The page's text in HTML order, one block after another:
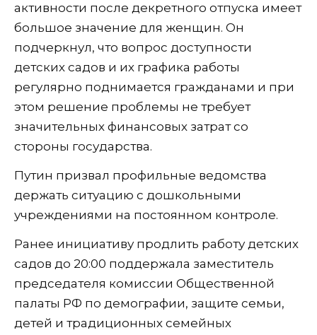
активности после декретного отпуска имеет
большое значение для женщин. Он
подчеркнул, что вопрос доступности
детских садов и их графика работы
регулярно поднимается гражданами и при
этом решение проблемы не требует
значительных финансовых затрат со
стороны государства.
Путин призвал профильные ведомства
держать ситуацию с дошкольными
учреждениями на постоянном контроле.
Ранее инициативу продлить работу детских
садов до 20:00 поддержала заместитель
председателя комиссии Общественной
палаты РФ по демографии, защите семьи,
детей и традиционных семейных